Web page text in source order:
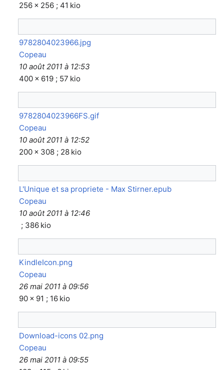
256 × 256 ; 41 kio
9782804023966.jpg
Copeau
10 août 2011 à 12:53
400 × 619 ; 57 kio
9782804023966FS.gif
Copeau
10 août 2011 à 12:52
200 × 308 ; 28 kio
L'Unique et sa propriete - Max Stirner.epub
Copeau
10 août 2011 à 12:46
; 386 kio
KindleIcon.png
Copeau
26 mai 2011 à 09:56
90 × 91 ; 16 kio
Download-icons 02.png
Copeau
26 mai 2011 à 09:55